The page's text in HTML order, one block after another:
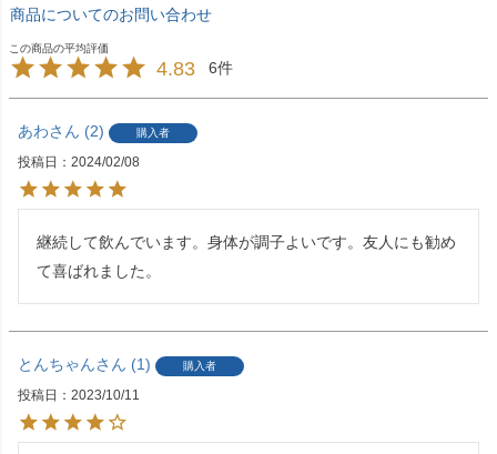
商品についてのお問い合わせ
4.83 6
あわ 2 購入者
投稿日 2024/02/08
継続して飲んでいます。身体が調子よいです。友人にも勧め
て喜ばれました。
とんちゃん 1 購入者
投稿日 2023/10/11